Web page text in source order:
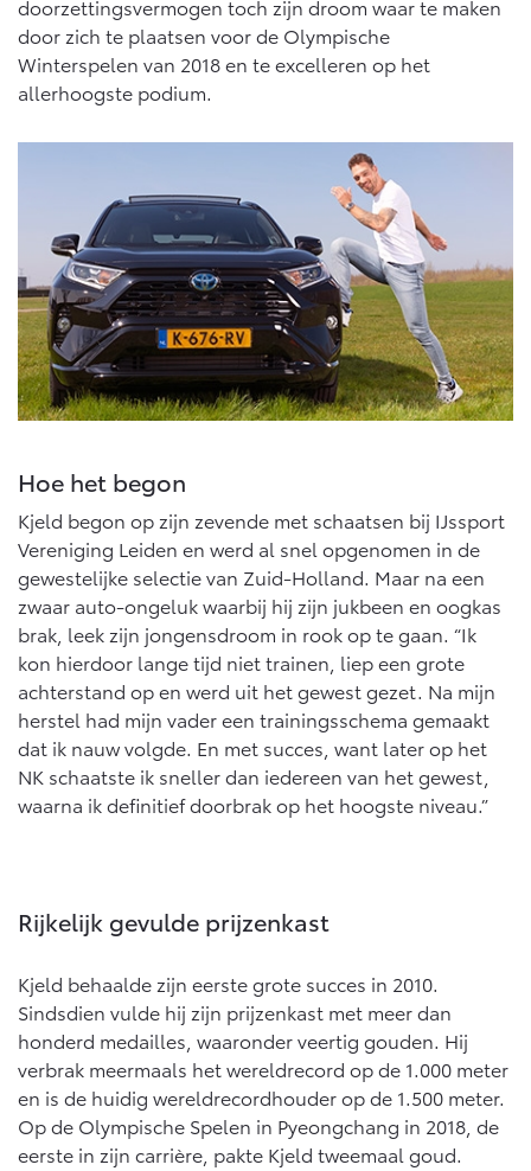
Vanaf € 37.995,-
BATTERIJ-ELEKTRISCH
Vanaf € 39.995,-
bZ4X Touring
BATTERIJ-ELEKTRISCH
Vanaf € 48.995,-
WATERSTOF-ELEKTRISCH
Vanaf € 76.695,- Vanaf € 27.945,-
Proace (excl. BTW)
OOK ALS BATTERIJ-
ELEKTRISCH
Vanaf € 37.500,-
Proace Verso
BATTERIJ-ELEKTRISCH
Vanaf € 55.950,-
Proace Max (excl. BTW)
OOK ALS BATTERIJ-
ELEKTRISCH
OOK ALS BATTERIJ-
ELEKTRISCH
MyToyota login
MyToyota App
Abonnementen
Multimedia
Connected check
doorzettingsvermogen toch zijn droom waar te maken
door zich te plaatsen voor de Olympische
Winterspelen van 2018 en te excelleren op het
allerhoogste podium.
Hoe het begon
Kjeld begon op zijn zevende met schaatsen bij IJssport
Vereniging Leiden en werd al snel opgenomen in de
gewestelijke selectie van Zuid-Holland. Maar na een
zwaar auto-ongeluk waarbij hij zijn jukbeen en oogkas
brak, leek zijn jongensdroom in rook op te gaan. “Ik
kon hierdoor lange tijd niet trainen, liep een grote
achterstand op en werd uit het gewest gezet. Na mijn
herstel had mijn vader een trainingsschema gemaakt
dat ik nauw volgde. En met succes, want later op het
NK schaatste ik sneller dan iedereen van het gewest,
waarna ik definitief doorbrak op het hoogste niveau.”
Rijkelijk gevulde prijzenkast
Kjeld behaalde zijn eerste grote succes in 2010.
Sindsdien vulde hij zijn prijzenkast met meer dan
honderd medailles, waaronder veertig gouden. Hij
verbrak meermaals het wereldrecord op de 1.000 meter
en is de huidig wereldrecordhouder op de 1.500 meter.
Op de Olympische Spelen in Pyeongchang in 2018, de
eerste in zijn carrière, pakte Kjeld tweemaal goud.